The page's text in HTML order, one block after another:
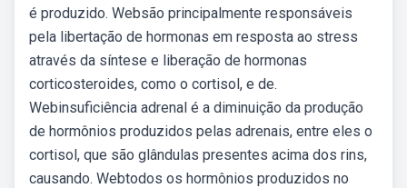
é produzido. Websão principalmente responsáveis
pela libertação de hormonas em resposta ao stress
através da síntese e liberação de hormonas
corticosteroides, como o cortisol, e de.
Webinsuficiência adrenal é a diminuição da produção
de hormônios produzidos pelas adrenais, entre eles o
cortisol, que são glândulas presentes acima dos rins,
causando. Webtodos os hormônios produzidos no